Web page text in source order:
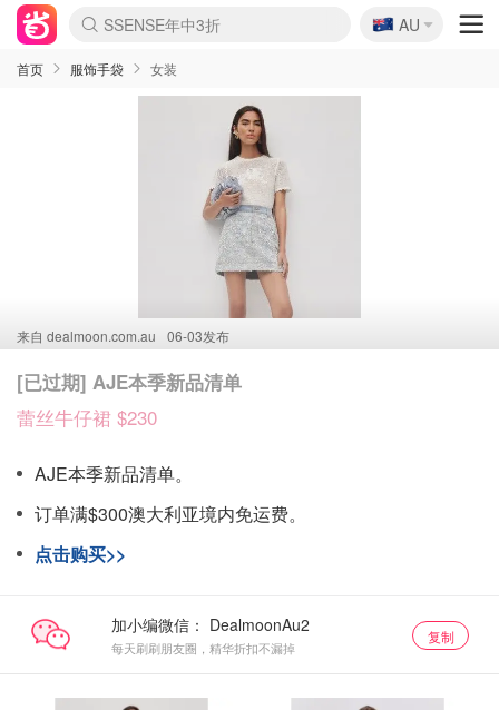
lululemon折扣上新
Sasa美妆护肤3.5折
SSENSE年中3折
FreshBeauty好价汇总
Cettire降价+叠9折
Farfetch折上8折
WWS Coles超市实拍
viagogo二手票捡漏
Myer清仓1折起
The Outnet奢牌1折起
David Jones 3折起
Flannels大牌1折
Perfumes Club护肤1折
AMIRO返校季6.2折
Oweek抽奖送Airpods
Amazon折扣汇总
eToro入金$200送$50
Amazon数码好物
ICONIC本周7.5折
ThedoubleF高奢地板价
Moose Knuckles 6折
丝芙兰5折起
EUFY官网3.7折起
Selenichast首饰2折
Trip机票酒店促销
YSL送5件彩妆礼
Amazon家居好物
BIGBANG巡演开票
David Jones时尚3折
Amazon美妆护肤
雅漾大喷$8
过敏原检测盒$33
伊索独家赠50ml沐浴露
科颜氏清仓3折
SEALIFE海洋馆门票6折
丝塔芙大白罐$16
订阅Newsletter送香薰
Cult Beauty 6.8折
Harrods圣诞日历2.3折
LN-CC奢牌私促3折
d'Alba空姐喷雾$16
EVE LOM套装逆天2折
Bernardelli独家4折
Adore Beauty 6折起
CT圣诞日历
Mytheresa奢品2.7折
Luxury Escapes 9折
Currentbody美容仪9折
MOON Garden Live
ALLSAINTS美衣3折
Roborock扫地机3.7折
Tingo Life水杯$24
Valentino官网5折
CR洗发护发6.3折
🇦🇺
AU
首页 服饰手袋 女装
来自 dealmoon.com.au 06-03发布
[已过期] AJE本季新品清单
蕾丝牛仔裙 $230
AJE本季新品清单。
订单满$300澳大利亚境内免运费。
点击购买>>
加小编微信：
每天刷刷朋友圈，精华折扣不漏掉
复制